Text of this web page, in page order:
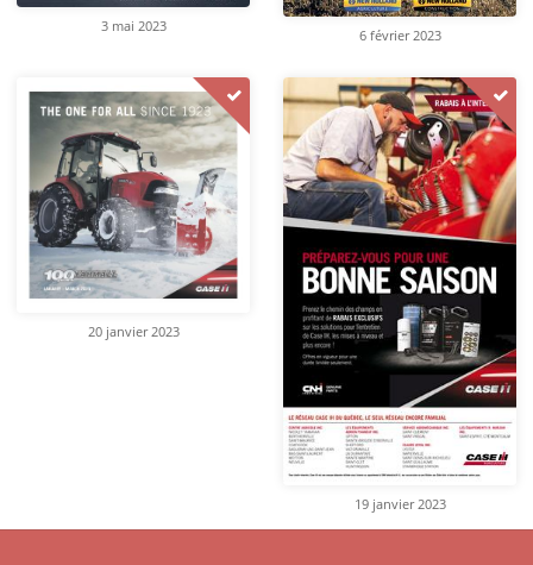
3 mai 2023
6 février 2023
20 janvier 2023
19 janvier 2023